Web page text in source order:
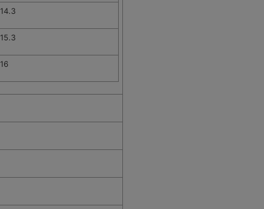
14.3
15.3
16